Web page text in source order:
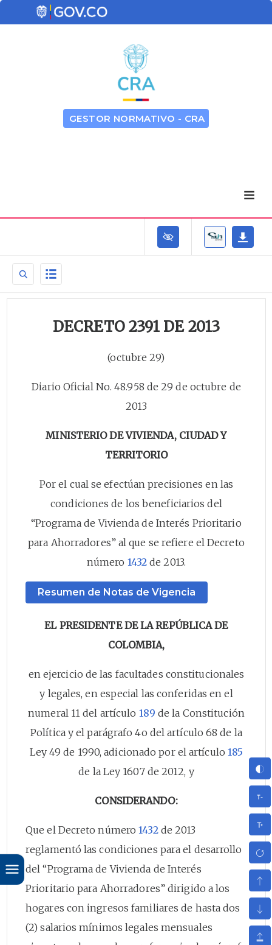
GESTOR NORMATIVO - CRA
DECRETO 2391 DE 2013
(octubre 29)
Diario Oficial No. 48.958 de 29 de octubre de
2013
MINISTERIO DE VIVIENDA, CIUDAD Y
TERRITORIO
Por el cual se efectúan precisiones en las
condiciones de los beneficiarios del
“Programa de Vivienda de Interés Prioritario
para Ahorradores” al que se refiere el Decreto
número 1432 de 2013.
Resumen de Notas de Vigencia
EL PRESIDENTE DE LA REPÚBLICA DE
COLOMBIA,
en ejercicio de las facultades constitucionales
y legales, en especial las conferidas en el
numeral 11 del artículo 189 de la Constitución
Política y el parágrafo 4o del artículo 68 de la
Ley 49 de 1990, adicionado por el artículo 185
de la Ley 1607 de 2012, y
CONSIDERANDO:
Que el Decreto número1432de 2013
reglamentó las condiciones para el desarrollo
del “Programa de Vivienda de Interés
Prioritario para Ahorradores” dirigido a los
hogares con ingresos familiares de hasta dos
(2) salarios mínimos legales mensuales